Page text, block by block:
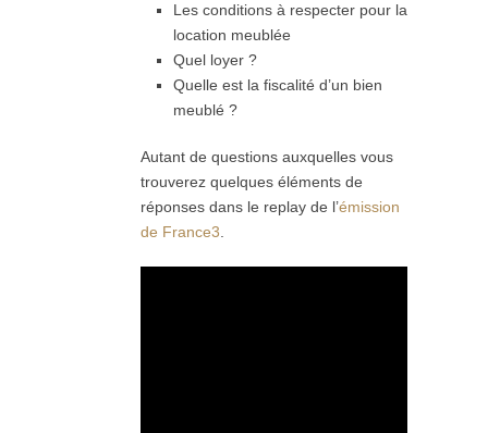
Les conditions à respecter pour la
location meublée
Quel loyer ?
Quelle est la fiscalité d’un bien
meublé ?
Autant de questions auxquelles vous
trouverez quelques éléments de
réponses dans le replay de l’émission
de France3